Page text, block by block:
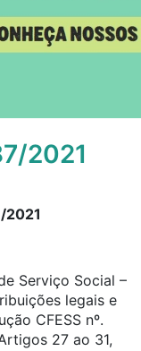
2021
2021
Serviço Social –
legais e
CFESS nº.
27 ao 31,